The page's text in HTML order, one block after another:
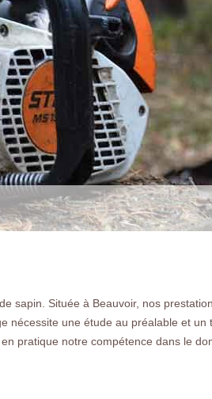
ELAGAGE
qualifié et travail de qualité.
sapin. Située à Beauvoir, nos
nécessite une étude au préalable et un
pratique notre compétence dans le